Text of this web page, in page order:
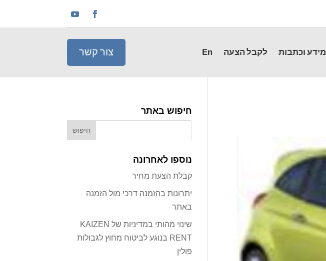
מידע וכתבות לקבל הצעה En צור קשר
חיפוש באתר
נוספו לאחרונה
קבלת הצעת מחיר
יתרונות בהזמנה דרכי מול הזמנה
באתר
שינוי מהותי במדיניות של KAIZEN
RENT בנוגע לביטוח מחוץ לגבולות
פולין